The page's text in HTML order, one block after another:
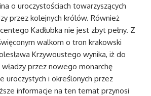
o uroczystościach towarzyszących
przez kolejnych królów. Również
Kadłubka nie jest zbyt pełny. Z
walkom o tron krakowski
Krzywoustego wynika, iż do
przez nowego monarchę
uroczystych i określonych przez
informacje na ten temat przynosi